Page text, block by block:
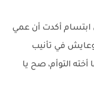
أكدت أن عمي
في تأنيب
التوأم، صح يا